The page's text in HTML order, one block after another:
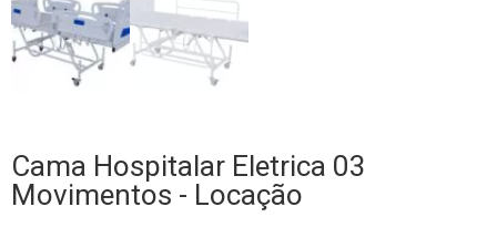
Cama Hospitalar Eletrica 03
Movimentos - Locação